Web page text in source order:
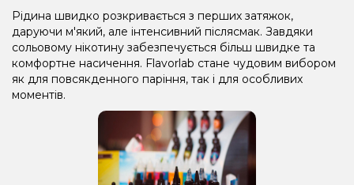
Рідина швидко розкривається з перших затяжок,
даруючи м'який, але інтенсивний післясмак. Завдяки
сольовому нікотину забезпечується більш швидке та
комфортне насичення. Flavorlab стане чудовим вибором
як для повсякденного паріння, так і для особливих
моментів.